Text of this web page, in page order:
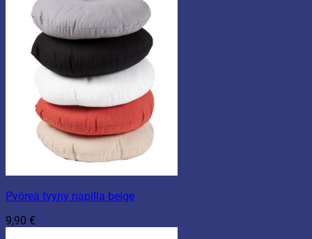
Pyöreä tyyny napilla beige
9,90 €